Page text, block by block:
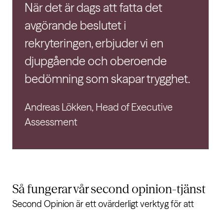
När det är dags att fatta det
avgörande beslutet i
rekryteringen, erbjuder vi en
djupgående och oberoende
bedömning som skapar trygghet.
Andreas Lökken, Head of Executive
Assessment
Så fungerar vår second opinion-tjänst
Second Opinion är ett ovärderligt verktyg för att